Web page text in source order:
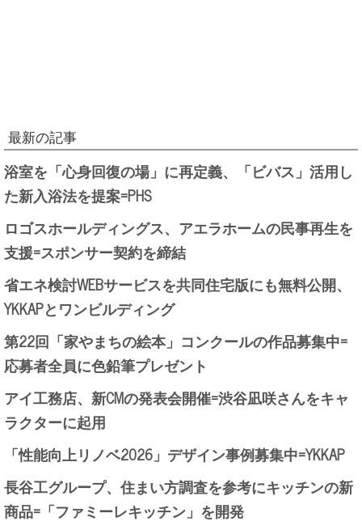
最新の記事
浴室を「心身回復の場」に再定義、「ビバス」活用し
た新入浴法を提案=PHS
ロゴスホールディングス、アエラホームの民事再生を
支援=スポンサー契約を締結
省エネ検討WEBサービスを共同住宅版にも無料公開、
YKKAPとワンビルディング
第22回「家やまちの絵本」コンクールの作品募集中=
応募者全員に色鉛筆プレゼント
アイ工務店、新CMの発表会開催=渋谷凪咲さんをキャ
ラクターに起用
「性能向上リノベ2026」デザイン事例募集中=YKKAP
長谷工グループ、住まい方調査を参考にキッチンの新
商品=「ファミーレキッチン」を開発